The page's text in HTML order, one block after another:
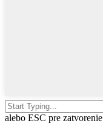
alebo ESC pre zatvorenie